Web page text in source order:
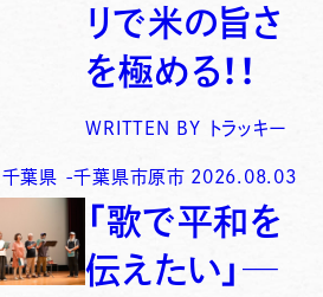
リで米の旨さ
を極める！！
WRITTEN BY トラッキー
千葉県 -千葉県市原市 2026.08.03
「歌で平和を
伝えたい」─